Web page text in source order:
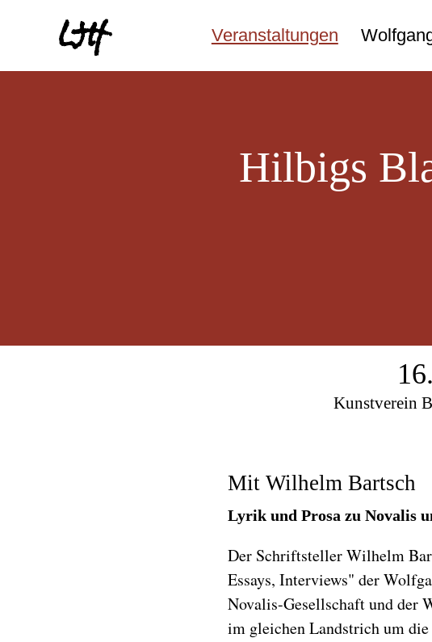
Veranstaltungen
Hilbigs
Kunstverein
Mit Wilhelm Bartsch
Lyrik und Prosa zu Novalis
Der Schriftsteller Wilhelm
Essays, Interviews" der
Novalis-Gesellschaft und der
im gleichen Landstrich um